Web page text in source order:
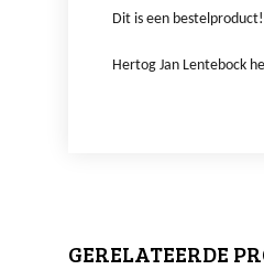
Dit is een bestelproduct!
Hertog Jan Lentebock
GERELATEERDE